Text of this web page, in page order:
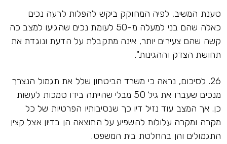
טענת המשיב, לפיה המחוקק ביקש להפלות לרעה נכים
כאלה שהם בני למעלה מ-50 לעומת נכים שהגיעו למצב כה
קשה שהם צעירים יותר, אינה מתקבלת על הדעת ונוגדת את
תחושת הצדק וההגינות.".
26. לסיכום, נראה כי משרד הביטחון שלל את תגמול הנצרך
מנכים שעברו את גיל 50 מבלי שהייתה בידו סמכות לעשות
כן. אך המצב עוד נזיל דיו כך שנסיבותיו הפרטיות של כל
מקרה ומקרה עלולות להשפיע על התוצאה הן בדיון אצל קצין
התגמולים והן בהחלטת בית המשפט.